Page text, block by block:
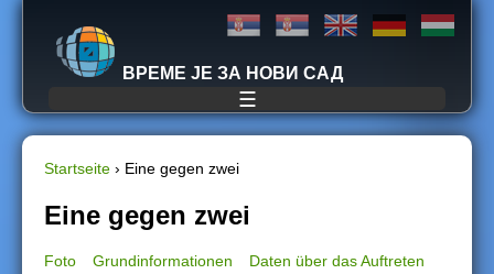
Jump to navigation
ВРЕМЕ ЈЕ ЗА НОВИ САД
☰
S
i
Startseite › Eine gegen zwei
Eine gegen zwei
Foto Grundinformationen
Daten über das Auftreten